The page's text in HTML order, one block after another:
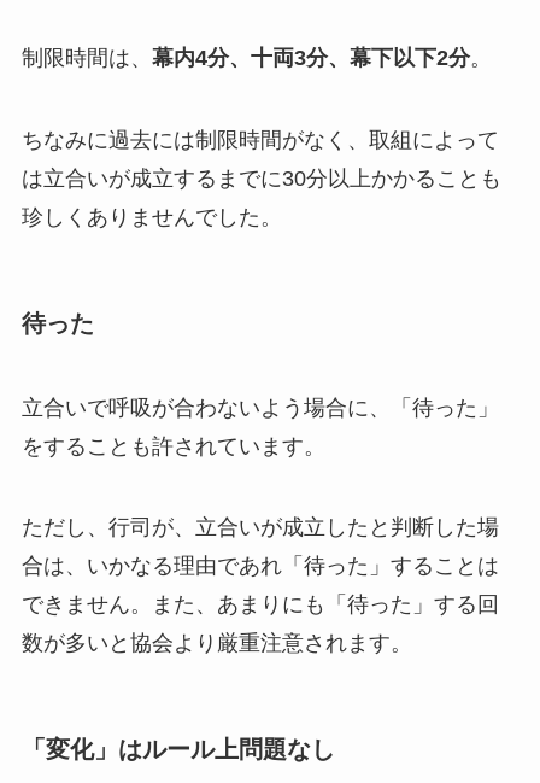
制限時間は、 幕内4分、十両3分、幕下以下2分。
ちなみに過去には制限時間がなく、取組によって
は立合いが成立するまでに30分以上かかることも
珍しくありませんでした。
待った
立合いで呼吸が合わないよう場合に、「待った」
をすることも許されています。
ただし、行司が、立合いが成立したと判断した場
合は、いかなる理由であれ「待った」することは
できません。また、あまりにも「待った」する回
数が多いと協会より厳重注意されます。
「変化」はルール上問題なし